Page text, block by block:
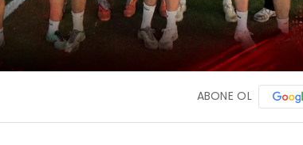
ABONE OL